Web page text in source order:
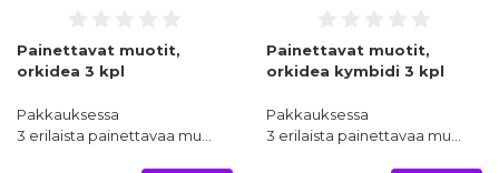
Painettavat muotit,
orkidea 3 kpl
Pakkauksessa
3 erilaista painettavaa mu…
Painettavat muotit,
orkidea kymbidi 3 kpl
Pakkauksessa
3 erilaista painettavaa mu…